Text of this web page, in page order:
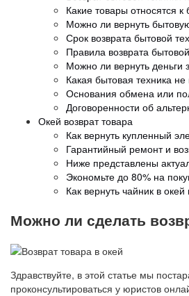
Какие товары относятся к
Можно ли вернуть
Срок возврата бытовой
Правила возврата
Можно ли вернуть деньги
Какая бытовая техника
Основания обмена или
Договоренности об
Окей возврат товара
Как вернуть купленный
Гарантийный ремонт и
Ниже представлены
Экономьте до 80% на
Как вернуть чайник в окей
Можно ли сделать
Здравствуйте, в этой статье мы
проконсультироваться у юристов